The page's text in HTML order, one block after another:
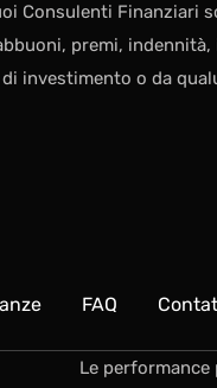
Consulenti Finanziari
premi,
investimento o da
FAQ
Le